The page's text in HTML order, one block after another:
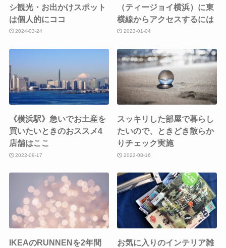
シ観光・お出かけスポット
は個人的にココ
2024-03-24
（ティージョイ横浜）に東
横線からアクセスするには
2023-01-04
《横浜駅》急いでお土産を
買いたいときのおススメ4
店舗はここ
2022-09-17
スッキリした部屋で暮らし
たいので、ときどき散らか
りチェック実施
2022-08-16
IKEAのRUNNENを2年間
お気に入りのインテリア雑